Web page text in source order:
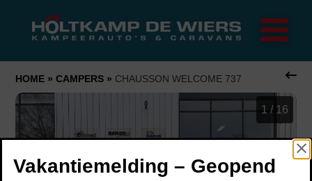
Home
Merken
Rapido
Campers
Caravans
Onderhoud
Vakantiemelding – Geopend
HOME »CAMPERS » CHAUSSON WELCOME 737
1 / 16